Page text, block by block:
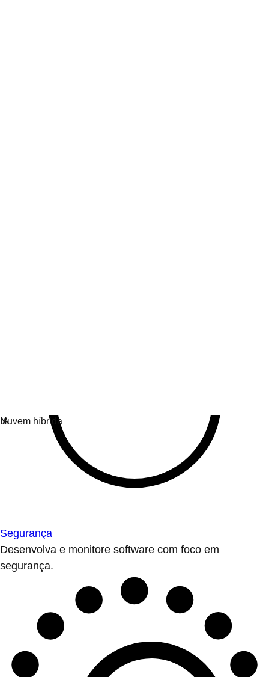
Segurança
Desenvolva e monitore software com foco em
segurança.